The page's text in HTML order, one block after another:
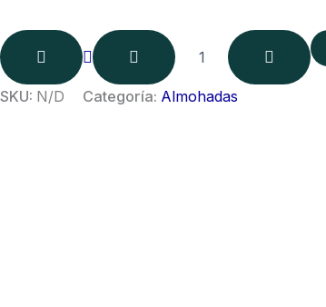
desde
46,00 €
SKU: N/D Categoría: Almohadas